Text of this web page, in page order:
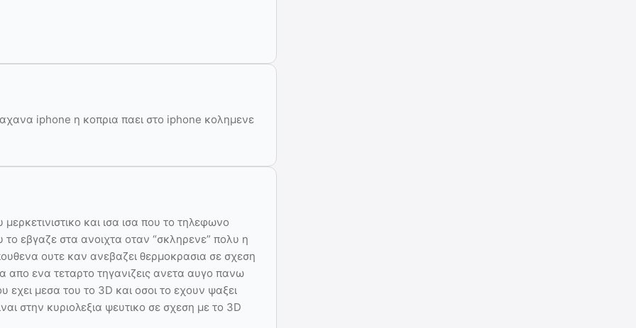
iphone η κοπρια παει στο iphone κολημενε
και ισα ισα που το τηλεφωνο
εβγαζε στα ανοιχτα οταν “σκληρενε” πολυ η
ουτε καν ανεβαζει θερμοκρασια σε σχεση
απο ενα τεταρτο τηγανιζεις ανετα αυγο πανω
εχει μεσα του το 3D και οσοι το εχουν ψαξει
στην κυριολεξια ψευτικο σε σχεση με το 3D